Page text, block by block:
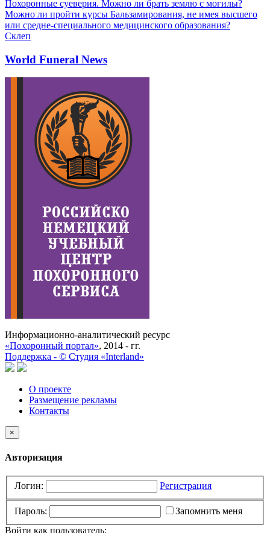
Похоронные суеверия. Можно ли брать землю с могилы?
Можно ли пройти курсы Бальзамирования, не имея высшего
или средне-специального медицинского образования?
Склеп
World Funeral News
Информационно-аналитический ресурс
«Похоронный портал», 2014 - гг.
Поддержка - © Cтудия «Interland»
О проекте
Размещение рекламы
Контакты
×
Авторизация
Логин: Регистрация
Пароль:
Запомнить меня
Войти как пользователь: